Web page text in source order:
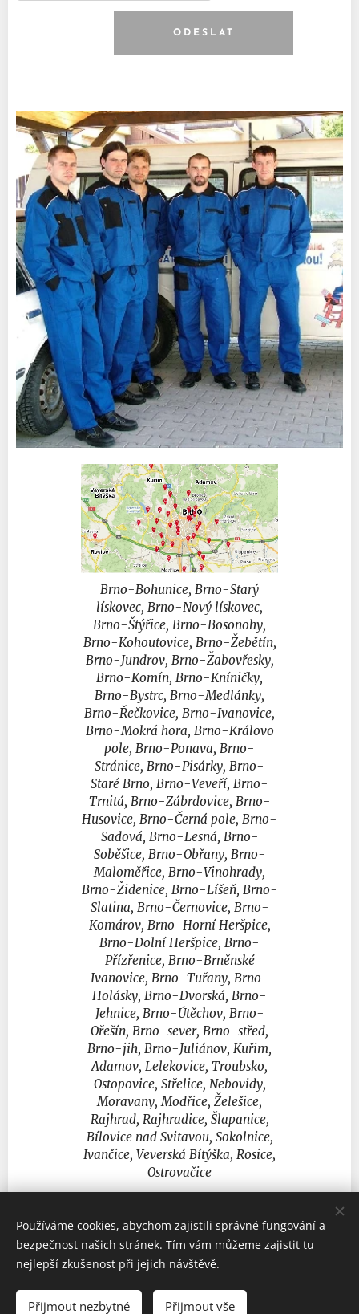
ODESLAT
Brno-Bohunice, Brno-Starý
lískovec, Brno-Nový lískovec,
Brno-Štýřice, Brno-Bosonohy,
Brno-Kohoutovice, Brno-Žebětín,
Brno-Jundrov, Brno-Žabovřesky,
Brno-Komín, Brno-Kníničky,
Brno-Bystrc, Brno-Medlánky,
Brno-Řečkovice, Brno-Ivanovice,
Brno-Mokrá hora, Brno-Královo
pole, Brno-Ponava, Brno-
Stránice, Brno-Pisárky, Brno-
Staré Brno, Brno-Veveří, Brno-
Trnitá, Brno-Zábrdovice, Brno-
Husovice, Brno-Černá pole, Brno-
Sadová, Brno-Lesná, Brno-
Soběšice, Brno-Obřany, Brno-
Maloměřice, Brno-Vinohrady,
Brno-Židenice, Brno-Líšeň, Brno-
Slatina, Brno-Černovice, Brno-
Komárov, Brno-Horní Heršpice,
Brno-Dolní Heršpice, Brno-
Přízřenice, Brno-Brněnské
Ivanovice, Brno-Tuřany, Brno-
Holásky, Brno-Dvorská, Brno-
Jehnice, Brno-Útěchov, Brno-
Ořešín, Brno-sever, Brno-střed,
Brno-jih, Brno-Juliánov, Kuřim,
Adamov, Lelekovice, Troubsko,
Ostopovice, Střelice, Nebovidy,
Moravany, Modřice, Želešice,
Rajhrad, Rajhradice, Šlapanice,
Bílovice nad Svitavou, Sokolnice,
Ivančice, Veverská Bítýška, Rosice,
Ostrovačice
© 2023 Všechna práva vyhrazena
2024 Novum Librum
Používáme cookies, abychom zajistili správné fungování a
bezpečnost našich stránek. Tím vám můžeme zajistit tu
nejlepší zkušenost při jejich návštěvě.
Přijmout nezbytné Přijmout vše